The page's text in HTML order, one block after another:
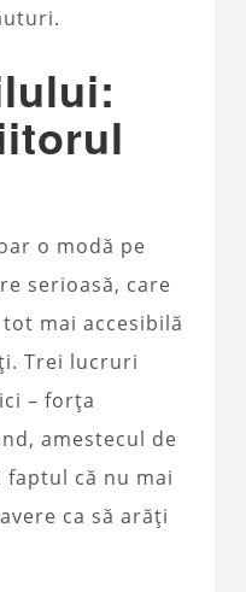
o modă pe
serioasă, care
mai accesibilă
Trei lucruri
– forța
amestecul de
că nu mai
ca să arăți